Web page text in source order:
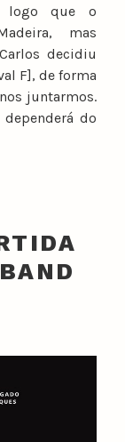
logo que o
mas
decidiu
F], de forma
juntarmos.
do